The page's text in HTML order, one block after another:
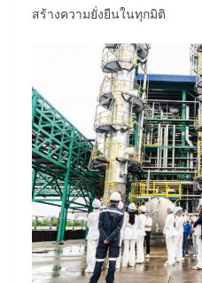
สร้างความยั่งยืนในทุกมิติ